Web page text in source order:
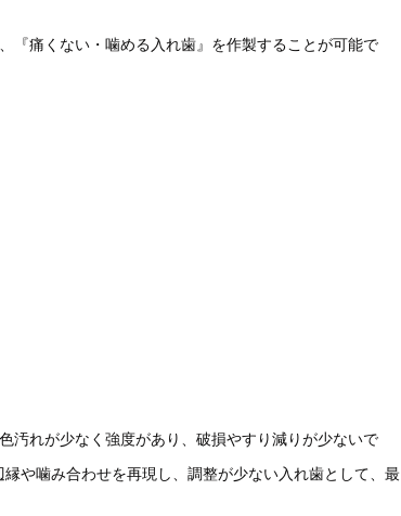
『痛くない・噛める入れ歯』を作製することが可能で
汚れが少なく強度があり、破損やすり減りが少ないで
や噛み合わせを再現し、調整が少ない入れ歯として、最